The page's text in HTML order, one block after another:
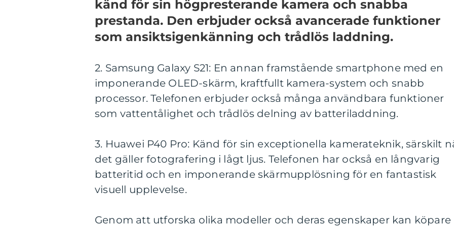
känd för sin högpresterande kamera och snabba
prestanda. Den erbjuder också avancerade funktioner
som ansiktsigenkänning och trådlös laddning.
2. Samsung Galaxy S21: En annan framstående smartphone med en
imponerande OLED-skärm, kraftfullt kamera-system och snabb
processor. Telefonen erbjuder också många användbara funktioner
som vattentålighet och trådlös delning av batteriladdning.
3. Huawei P40 Pro: Känd för sin exceptionella kamerateknik, särskilt
det gäller fotografering i lågt ljus. Telefonen har också en långvarig
batteritid och en imponerande skärmupplösning för en fantastisk
visuell upplevelse.
Genom att utforska olika modeller och deras egenskaper kan köpare